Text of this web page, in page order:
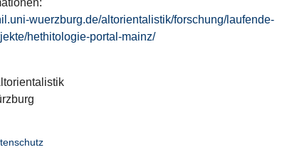
wuerzburg.de/altorientalistik/forschung/laufende-
hethitologie-portal-mainz/